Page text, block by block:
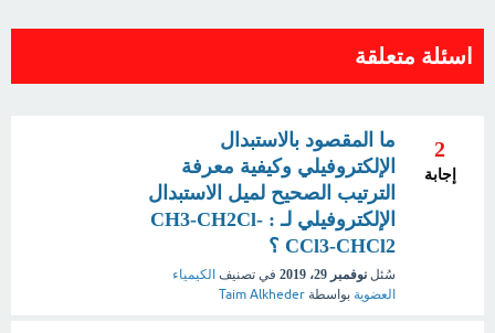
اسئلة متعلقة
2
إجابة
ما المقصود بالاستبدال
الإلكتروفيلي وكيفية معرفة
الترتيب الصحيح لميل الاستبدال
الإلكتروفيلي لـ : CH3-CH2Cl-
CCl3-CHCl2 ؟
سُئل نوفمبر 29، 2019 في تصنيف الكيمياء
العضوية بواسطة Taim Alkheder